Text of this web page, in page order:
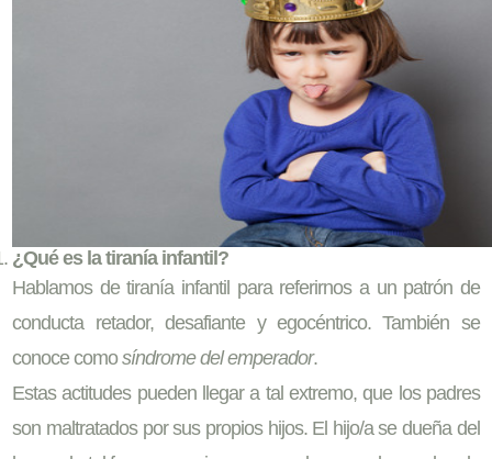
¿Qué es la tiranía infantil?
Hablamos de tiranía infantil para referirnos a un patrón de
conducta retador, desafiante y egocéntrico. También se
conoce comosíndrome del emperador.
Estas actitudes pueden llegar a tal extremo, que los padres
son maltratados por sus propios hijos. El hijo/a se dueña del